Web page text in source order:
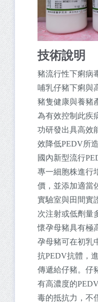
技術說明
豬流行性下痢病
哺乳仔豬下痢與
豬隻健康與養豬
為有效控制此疾
功研發出具高效
效降低PEDV所
國內新型流行
專一細胞株進行
價，並添加適當
實驗室與田間實
次注射或低劑量
懷孕母豬具有極
孕母豬可在初乳
抗PEDV抗體，
傳遞給仔豬。仔
有高濃度的
毒的抵抗力，不